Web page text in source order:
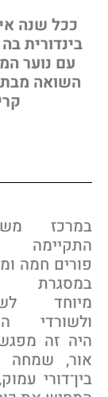
ככל שנה
בינדורית
עם נוער
השואה מבתי
חמה
זה מפגש
שמחה
עמוק,